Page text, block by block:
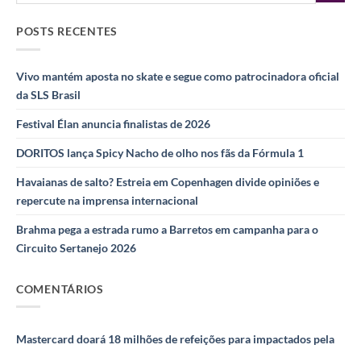
POSTS RECENTES
Vivo mantém aposta no skate e segue como patrocinadora oficial
da SLS Brasil
Festival Élan anuncia finalistas de 2026
DORITOS lança Spicy Nacho de olho nos fãs da Fórmula 1
Havaianas de salto? Estreia em Copenhagen divide opiniões e
repercute na imprensa internacional
Brahma pega a estrada rumo a Barretos em campanha para o
Circuito Sertanejo 2026
COMENTÁRIOS
Mastercard doará 18 milhões de refeições para impactados pela